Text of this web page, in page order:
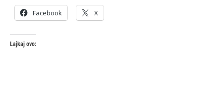
Facebook X
Lajkaj ovo: